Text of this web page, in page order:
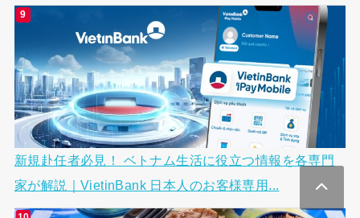
新規赴任者必見！ ベトナム生活に役立つ情報を各専門
家が解説｜VietinBank 日本人のお客様専用...